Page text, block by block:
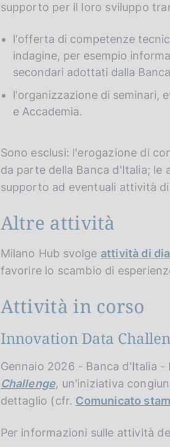
supporto per il loro sviluppo
l'offerta di competenze
indagine, per esempio
secondari adottati dalla
l'organizzazione di seminari,
e Accademia.
Sono esclusi: l'erogazione di
da parte della Banca d'Italia;
supporto ad eventuali attività
Altre attività
Milano Hub svolge attività di
favorire lo scambio di
Attività in corso
Innovation Data
Gennaio 2026 - Banca d'Italia
Challenge, un'iniziativa
dettaglio (cfr. Comunicato
Per informazioni sulle attività